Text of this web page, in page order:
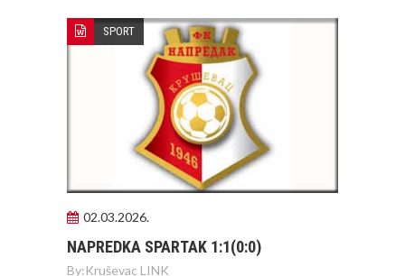
SPORT
02.03.2026.
NAPREDKA SPARTAK 1:1(0:0)
By:Kruševac LINK